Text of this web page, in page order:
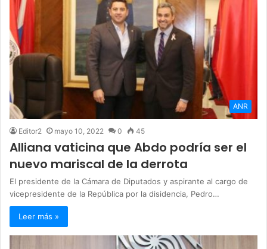
ANR
Editor2 mayo 10, 2022 0 45
Alliana vaticina que Abdo podría ser el
nuevo mariscal de la derrota
El presidente de la Cámara de Diputados y aspirante al cargo de
vicepresidente de la República por la disidencia, Pedro…
Leer más »